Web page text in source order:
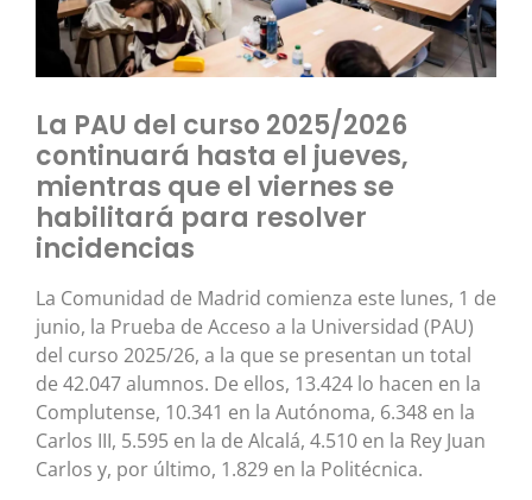
La PAU del curso 2025/2026
continuará hasta el jueves,
mientras que el viernes se
habilitará para resolver
incidencias
La Comunidad de Madrid comienza este lunes, 1 de
junio, la Prueba de Acceso a la Universidad (PAU)
del curso 2025/26, a la que se presentan un total
de 42.047 alumnos. De ellos, 13.424 lo hacen en la
Complutense, 10.341 en la Autónoma, 6.348 en la
Carlos III, 5.595 en la de Alcalá, 4.510 en la Rey Juan
Carlos y, por último, 1.829 en la Politécnica.